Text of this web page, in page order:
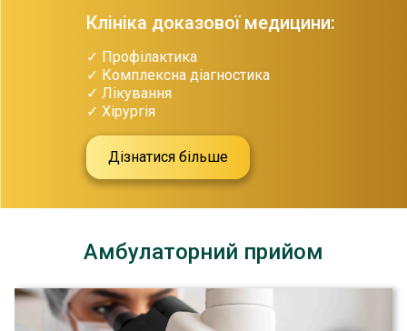
Клініка доказової медицини:
✓ Профілактика
✓ Комплексна діагностика
✓ Лікування
✓ Хірургія
Дізнатися більше
Амбулаторний прийом